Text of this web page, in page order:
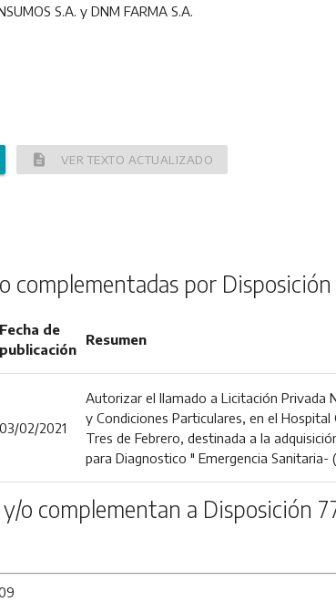
S.A. y DNM FARMA S.A.
description VER TEXTO ACTUALIZADO
complementadas por Disposición
Fecha de
publicación
Resumen
03/02/2021
Autorizar el llamado a Licitación Privada
y Condiciones Particulares, en el Hospital
Tres de Febrero, destinada a la
para Diagnostico " Emergencia Sanitaria-
o complementan a Disposición